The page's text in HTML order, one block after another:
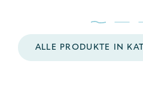
ALLE PRODUKTE IN